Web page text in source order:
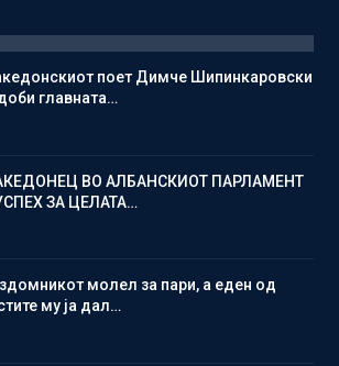
поет Димче Шипинкаровски
главната…
ВО АЛБАНСКИОТ ПАРЛАМЕНТ
ЗА ЦЕЛАТА…
молел за пари, а еден од
му ја дал…